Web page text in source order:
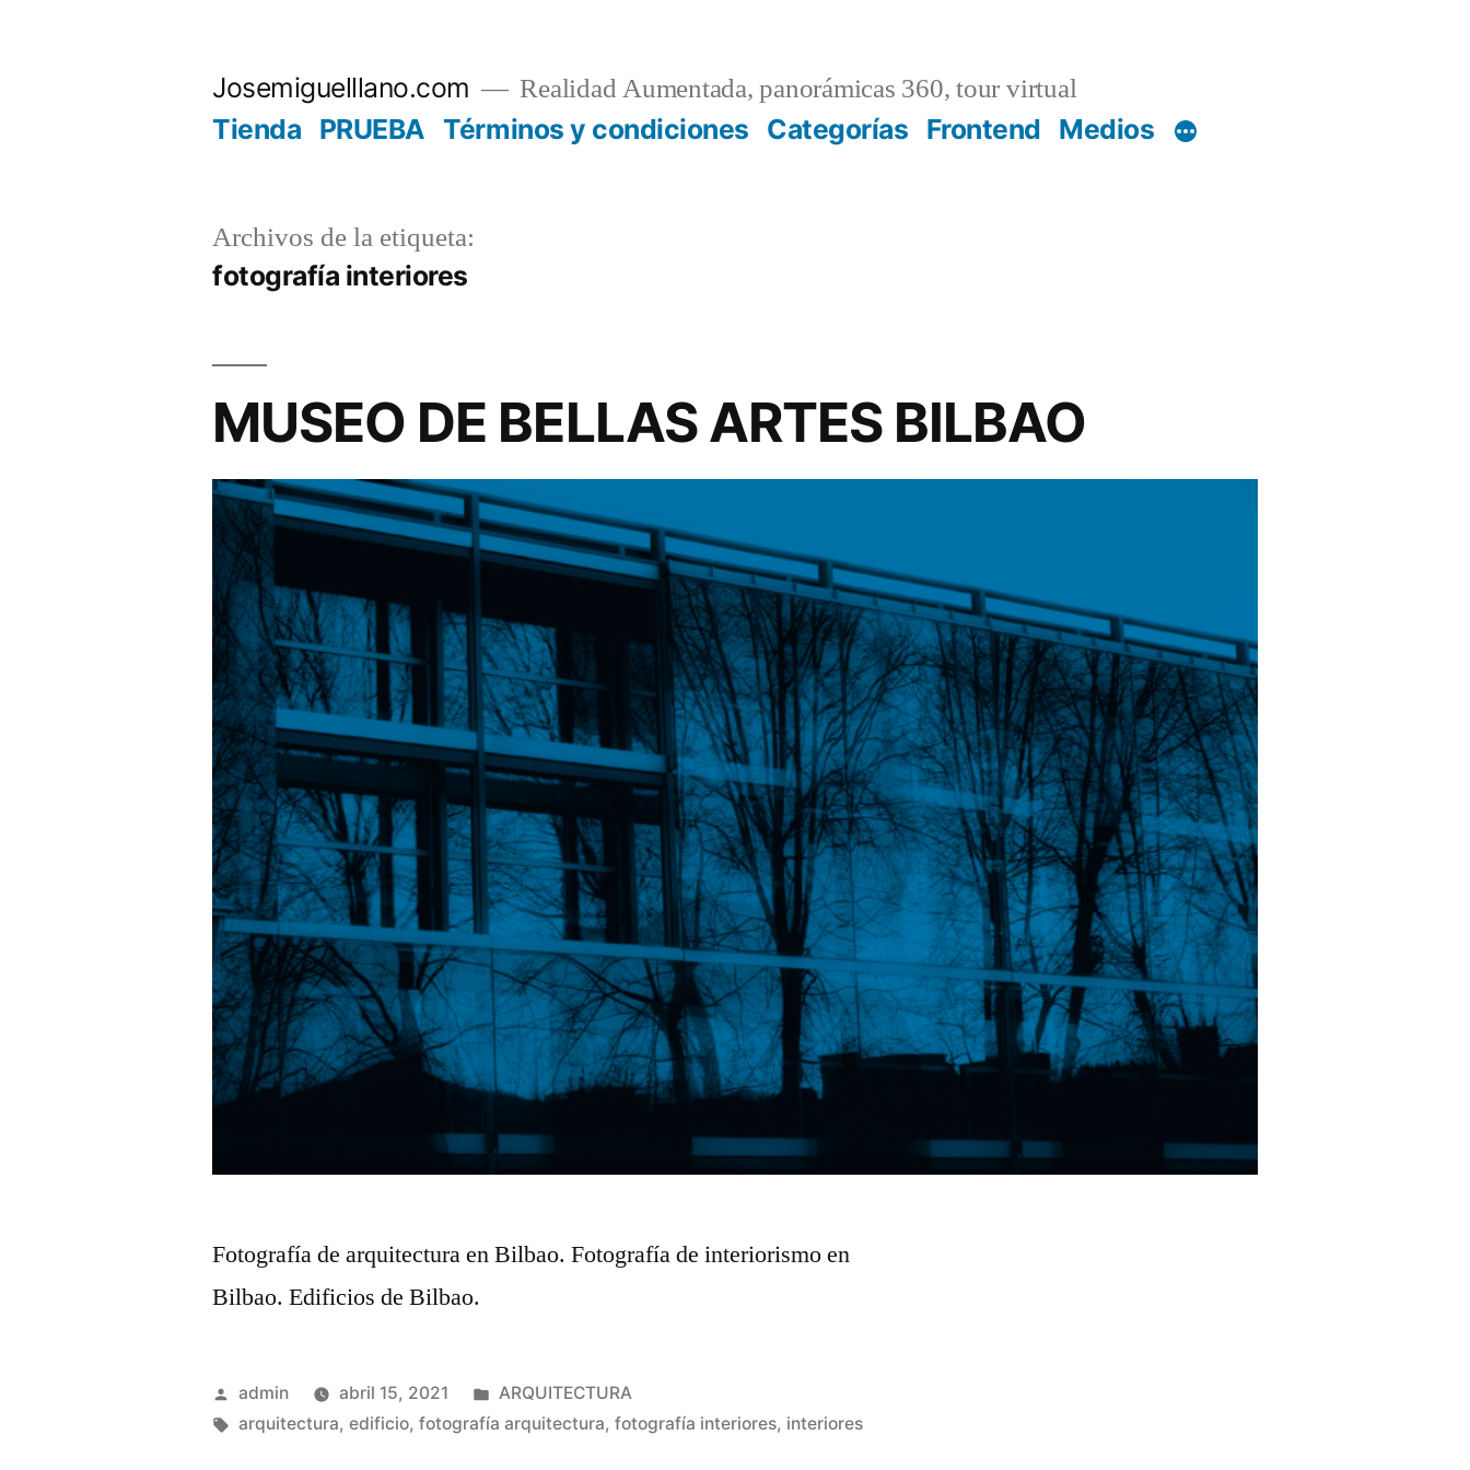
Josemiguelllano.com Realidad Aumentada, panorámicas 360, tour virtual
Tienda PRUEBA Términos y condiciones Categorías Frontend Medios
Archivos de la etiqueta:
fotografía interiores
MUSEO DE BELLAS ARTES BILBAO
Fotografía de arquitectura en Bilbao. Fotografía de interiorismo en
Bilbao. Edificios de Bilbao.
Publicado
por
admin abril 15, 2021
Publicado
en
ARQUITECTURA
Etiquetas:
arquitectura,edificio,fotografía arquitectura,fotografía interiores, interiores